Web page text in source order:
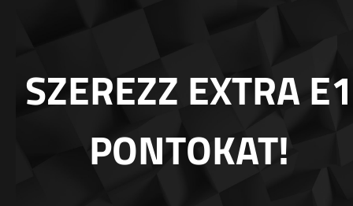
SZEREZZ EXTRA E1
PONTOKAT!